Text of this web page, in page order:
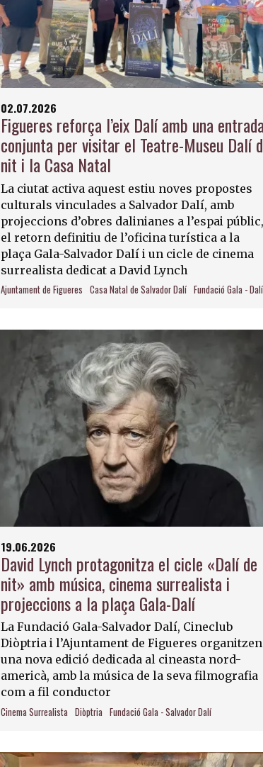
02.07.2026
Figueres reforça l’eix Dalí amb una entrada
conjunta per visitar el Teatre-Museu Dalí
nit i la Casa Natal
La ciutat activa aquest estiu noves propostes
culturals vinculades a Salvador Dalí, amb
projeccions d’obres dalinianes a l’espai públic,
el retorn definitiu de l’oficina turística a la
plaça Gala-Salvador Dalí i un cicle de cinema
surrealista dedicat a David Lynch
Ajuntament de Figueres Casa Natal de Salvador Dalí Fundació Gala - Dalí
19.06.2026
David Lynch protagonitza el cicle «Dalí de
nit» amb música, cinema surrealista i
projeccions a la plaça Gala-Dalí
La Fundació Gala-Salvador Dalí, Cineclub
Diòptria i l’Ajuntament de Figueres organitzen
una nova edició dedicada al cineasta nord-
americà, amb la música de la seva filmografia
com a fil conductor
Cinema Surrealista Diòptria Fundació Gala - Salvador Dalí